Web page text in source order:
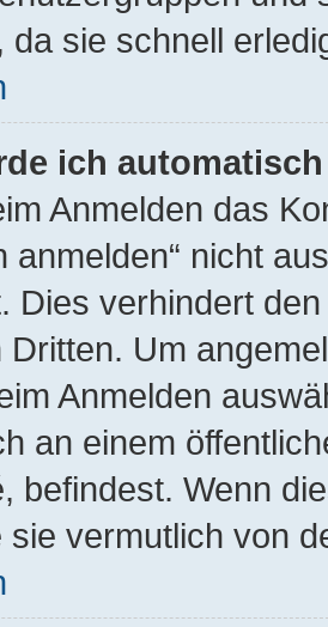
da sie schnell
ich
Anmelden das
anmelden“ nicht
Dies verhindert
Dritten. Um
Anmelden
an einem
befindest. Wenn
sie vermutlich von